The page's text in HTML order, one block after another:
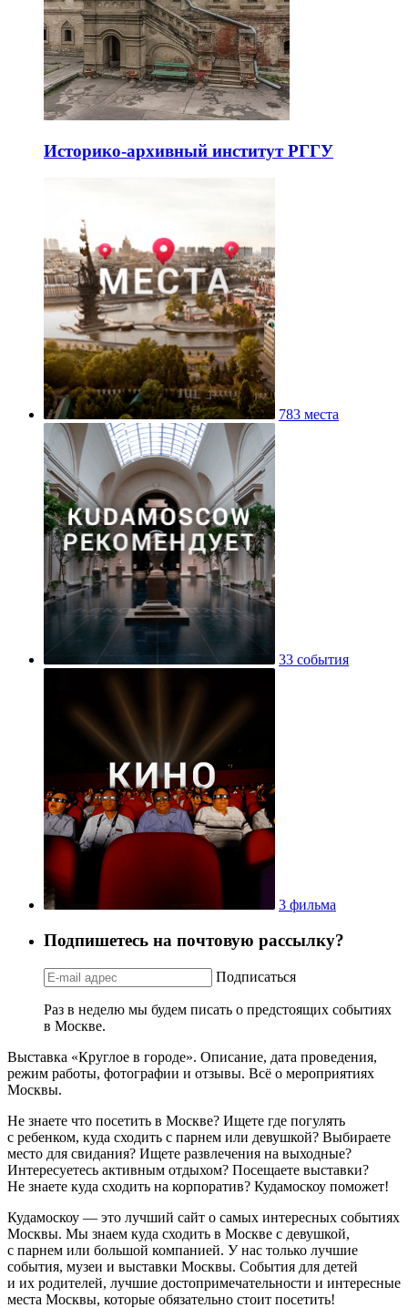
Историко-архивный институт РГГУ
783 места
33 события
3 фильма
Подпишетесь на почтовую рассылку?
Подписаться
Раз в неделю мы будем писать о предстоящих событиях
в Москве.
Выставка «Круглое в городе». Описание, дата проведения,
режим работы, фотографии и отзывы. Всё о мероприятиях
Москвы.
Не знаете что посетить в Москве? Ищете где погулять
с ребенком, куда сходить с парнем или девушкой? Выбираете
место для свидания? Ищете развлечения на выходные?
Интересуетесь активным отдыхом? Посещаете выставки?
Не знаете куда сходить на корпоратив? Кудамоскоу поможет!
Кудамоскоу — это лучший сайт о самых интересных событиях
Москвы. Мы знаем куда сходить в Москве с девушкой,
с парнем или большой компанией. У нас только лучшие
события, музеи и выставки Москвы. События для детей
и их родителей, лучшие достопримечательности и интересные
места Москвы, которые обязательно стоит посетить!